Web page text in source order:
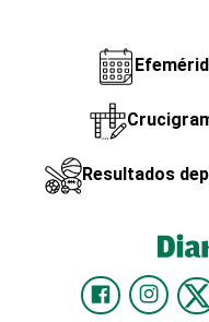
Resultados